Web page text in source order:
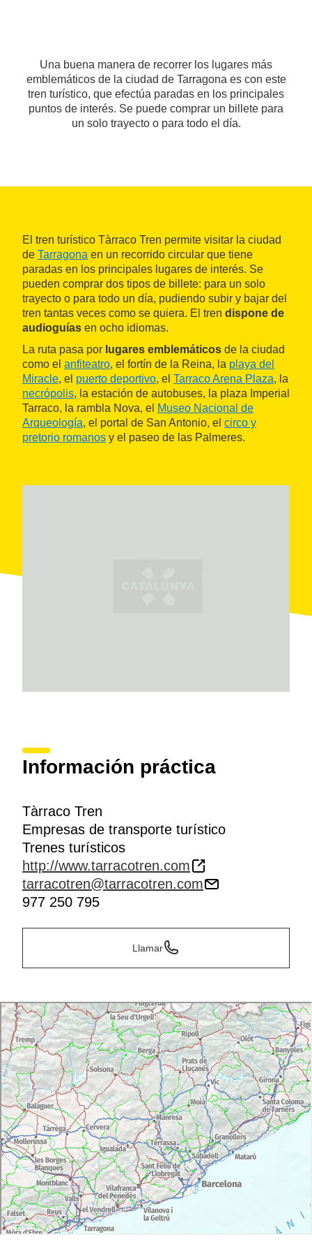
Una buena manera de recorrer los lugares más
emblemáticos de la ciudad de Tarragona es con este
tren turístico, que efectúa paradas en los principales
puntos de interés. Se puede comprar un billete para
un solo trayecto o para todo el día.
El tren turístico Tàrraco Tren permite visitar la ciudad
de Tarragona en un recorrido circular que tiene
paradas en los principales lugares de interés. Se
pueden comprar dos tipos de billete: para un solo
trayecto o para todo un día, pudiendo subir y bajar del
tren tantas veces como se quiera. El tren dispone de
audioguías en ocho idiomas.
La ruta pasa por lugares emblemáticos de la ciudad
como el anfiteatro, el fortín de la Reina, la playa del
Miracle, el puerto deportivo, el Tarraco Arena Plaza, la
necrópolis, la estación de autobuses, la plaza Imperial
Tarraco, la rambla Nova, el Museo Nacional de
Arqueología, el portal de San Antonio, el circo y
pretorio romanos y el paseo de las Palmeres.
Información práctica
Tàrraco Tren
Empresas de transporte turístico
Trenes turísticos
http://www.tarracotren.com
tarracotren@tarracotren.com
977 250 795
Llamar